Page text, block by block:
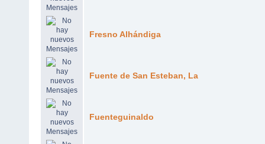
Fresno Alhándiga
Fuente de San Esteban, La
Fuenteguinaldo